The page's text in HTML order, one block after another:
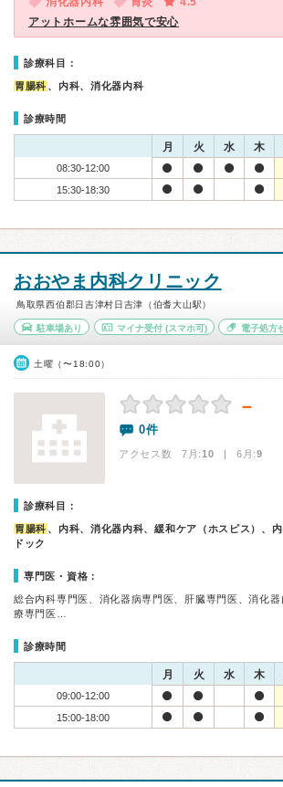
アットホームな雰囲気で安心
診療科目：
胃腸科 、内科、消化器内科
診療時間
月 火 水 木
08:30-12:00
15:30-18:30
おおやま内科クリニック
鳥取県西伯郡日吉津村日吉津（伯耆大山駅）
駐車場あり マイナ受付(スマホ可) 電子処方
土曜（〜18:00）
－
0件
アクセス数 7月:10 | 6月:9
診療科目：
胃腸科 、内科、消化器内科、緩和ケア（ホスピス）、
ドック
専門医・資格：
総合内科専門医、消化器病専門医、肝臓専門医、消化
療専門医…
診療時間
月 火 水 木
09:00-12:00
15:00-18:00